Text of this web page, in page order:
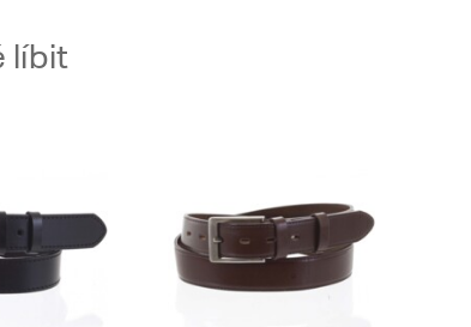
líbit